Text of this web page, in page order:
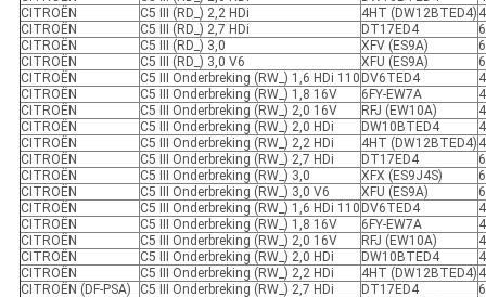
CITROËN
C5 III (RD_) 2,2 HDi 4HT (DW12BTED4) 4
CITROËN
C5 III (RD_) 2,7 HDi DT17ED4
6
CITROËN
C5 III (RD_) 3,0 XFV (ES9A)
6
CITROËN
C5 III (RD_) 3,0 V6 XFU (ES9A)
6
CITROËN
C5 III Onderbreking (RW_) 1,6 HDi 110 DV6TED4
4
CITROËN
C5 III Onderbreking (RW_) 1,8 16V 6FY-EW7A
4
CITROËN
C5 III Onderbreking (RW_) 2,0 16V RFJ (EW10A)
4
CITROËN
C5 III Onderbreking (RW_) 2,0 HDi DW10BTED4
4
CITROËN
C5 III Onderbreking (RW_) 2,2 HDi 4HT (DW12BTED4) 4
CITROËN
C5 III Onderbreking (RW_) 2,7 HDi DT17ED4
6
CITROËN
C5 III Onderbreking (RW_) 3,0 XFX (ES9J4S)
6
CITROËN
C5 III Onderbreking (RW_) 3,0 V6 XFU (ES9A)
6
CITROËN
C5 III Onderbreking (RW_) 1,6 HDi 110 DV6TED4
4
CITROËN
C5 III Onderbreking (RW_) 1,8 16V 6FY-EW7A
4
CITROËN
C5 III Onderbreking (RW_) 2,0 16V RFJ (EW10A)
4
CITROËN
C5 III Onderbreking (RW_) 2,0 HDi DW10BTED4
4
CITROËN
C5 III Onderbreking (RW_) 2,2 HDi 4HT (DW12BTED4) 4
CITROËN (DF-PSA)
C5 III Onderbreking (RW_) 2,7 HDi DT17ED4
6